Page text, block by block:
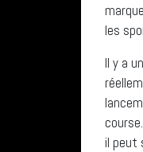
les
Il y a
il peut